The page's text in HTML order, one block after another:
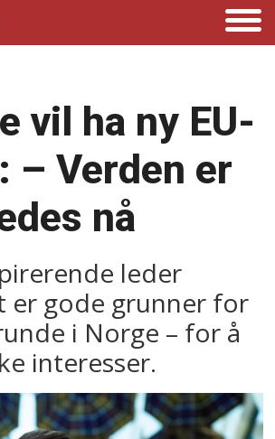
vil ha ny EU-
– Verden er
nå
leder
er gode grunner for
i Norge – for å
interesser.